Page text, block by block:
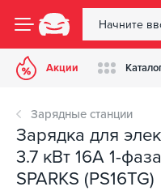
Акции
Зарядные станции
Зарядка для
3.7 кВт 16А 1-
SPARKS (PS16TG)